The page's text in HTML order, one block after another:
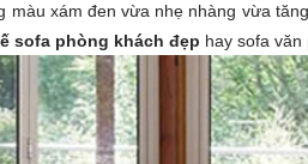
màu xám đen vừa nhẹ nhàng vừa
sofa phòng khách đẹp hay sofa văn